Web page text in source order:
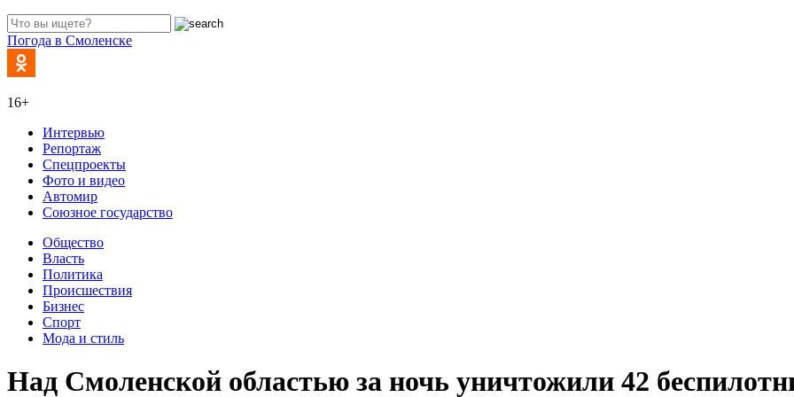
Погода в Смоленске
16+
Интервью
Репортаж
Спецпроекты
Фото и видео
Автомир
Союзное государство
Общество
Власть
Политика
Происшествия
Бизнес
Спорт
Мода и стиль
Над Смоленской областью за ночь уничтожили 42